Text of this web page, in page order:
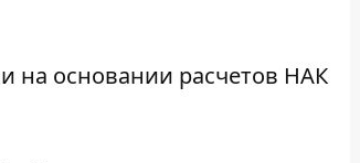
на основании расчетов НАК